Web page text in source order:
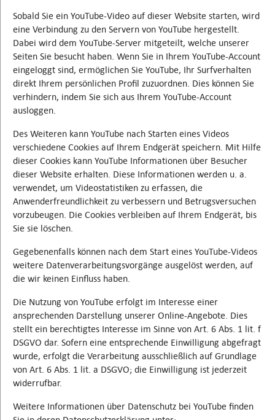
Sobald Sie ein YouTube-Video auf dieser Website starten, wird
eine Verbindung zu den Servern von YouTube hergestellt.
Dabei wird dem YouTube-Server mitgeteilt, welche unserer
Seiten Sie besucht haben. Wenn Sie in Ihrem YouTube-Account
eingeloggt sind, ermöglichen Sie YouTube, Ihr Surfverhalten
direkt Ihrem persönlichen Profil zuzuordnen. Dies können Sie
verhindern, indem Sie sich aus Ihrem YouTube-Account
ausloggen.
Des Weiteren kann YouTube nach Starten eines Videos
verschiedene Cookies auf Ihrem Endgerät speichern. Mit Hilfe
dieser Cookies kann YouTube Informationen über Besucher
dieser Website erhalten. Diese Informationen werden u. a.
verwendet, um Videostatistiken zu erfassen, die
Anwenderfreundlichkeit zu verbessern und Betrugsversuchen
vorzubeugen. Die Cookies verbleiben auf Ihrem Endgerät, bis
Sie sie löschen.
Gegebenenfalls können nach dem Start eines YouTube-Videos
weitere Datenverarbeitungsvorgänge ausgelöst werden, auf
die wir keinen Einfluss haben.
Die Nutzung von YouTube erfolgt im Interesse einer
ansprechenden Darstellung unserer Online-Angebote. Dies
stellt ein berechtigtes Interesse im Sinne von Art. 6 Abs. 1 lit. f
DSGVO dar. Sofern eine entsprechende Einwilligung abgefragt
wurde, erfolgt die Verarbeitung ausschließlich auf Grundlage
von Art. 6 Abs. 1 lit. a DSGVO; die Einwilligung ist jederzeit
widerrufbar.
Weitere Informationen über Datenschutz bei YouTube finden